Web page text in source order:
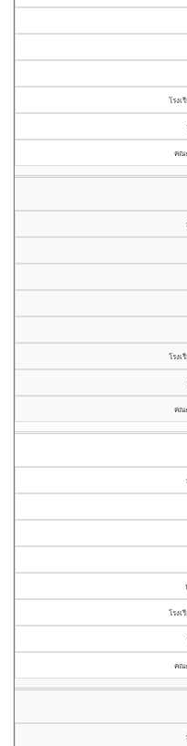
โรง
คณ
โรง
คณ
โรง
คณ